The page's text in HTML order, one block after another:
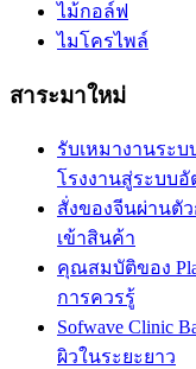
ไม้กอล์ฟ
ไมโครไพล์
สาระมาใหม่
รับเหมางานระ
โรงงานสู่ระบบ
สั่งของจีนผ่านตั
เข้าสินค้า
คุณสมบัติของ
การควรรู้
Sofwave Clinic
ผิวในระยะยาว